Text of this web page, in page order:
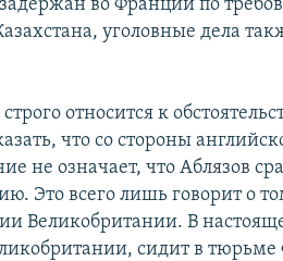
во Франции по
уголовные дела
относится к
что со стороны
не означает, что Аблязов
Это всего лишь говорит о
Великобритании. В
сидит в